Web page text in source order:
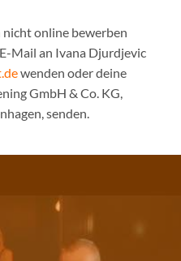
nicht online bewerben
Mail an Ivana Djurdjevic
wenden oder deine
GmbH & Co. KG,
senden.